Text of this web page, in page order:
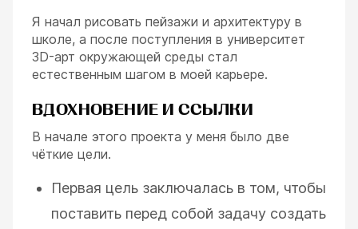
Я начал рисовать пейзажи и архитектуру в
школе, а после поступления в университет
3D-арт окружающей среды стал
естественным шагом в моей карьере.
ВДОХНОВЕНИЕ И ССЫЛКИ
В начале этого проекта у меня было две
чёткие цели.
Первая цель заключалась в том, чтобы
поставить перед собой задачу создать